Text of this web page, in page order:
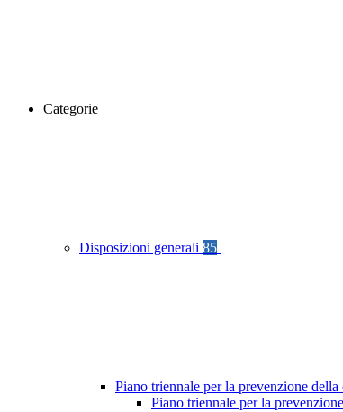
Categorie
Disposizioni generali 85
Piano triennale per la prevenzione
Piano triennale per la